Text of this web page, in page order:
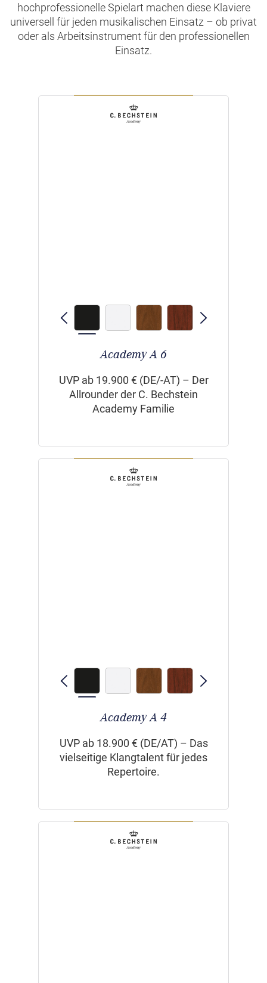
hochprofessionelle Spielart machen diese Klaviere
universell für jeden musikalischen Einsatz – ob privat
oder als Arbeitsinstrument für den professionellen
Einsatz.
Academy A 6
UVP ab 19.900 € (DE/-AT) – Der
Allrounder der C. Bechstein
Academy Familie
Academy A 4
UVP ab 18.900 € (DE/AT) – Das
vielseitige Klangtalent für jedes
Repertoire.